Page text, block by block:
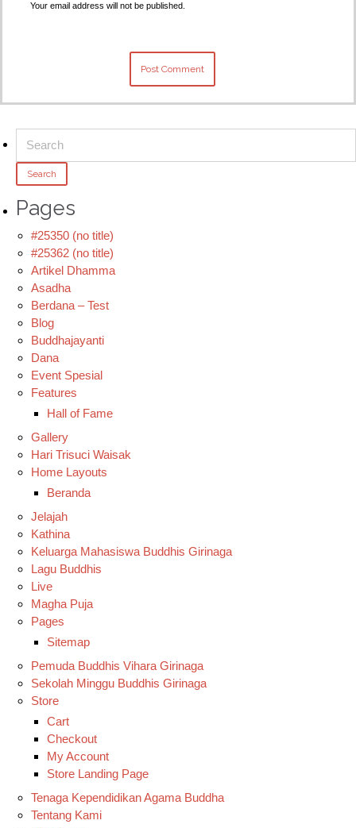
Your email address will not be published.
for:
Pages
#25350 (no title)
#25362 (no title)
Artikel Dhamma
Asadha
Berdana – Test
Blog
Buddhajayanti
Dana
Event Spesial
Features
Hall of Fame
Gallery
Hari Trisuci Waisak
Home Layouts
Beranda
Jelajah
Kathina
Keluarga Mahasiswa Buddhis Girinaga
Lagu Buddhis
Live
Magha Puja
Pages
Sitemap
Pemuda Buddhis Vihara Girinaga
Sekolah Minggu Buddhis Girinaga
Store
Cart
Checkout
My Account
Store Landing Page
Tenaga Kependidikan Agama Buddha
Tentang Kami